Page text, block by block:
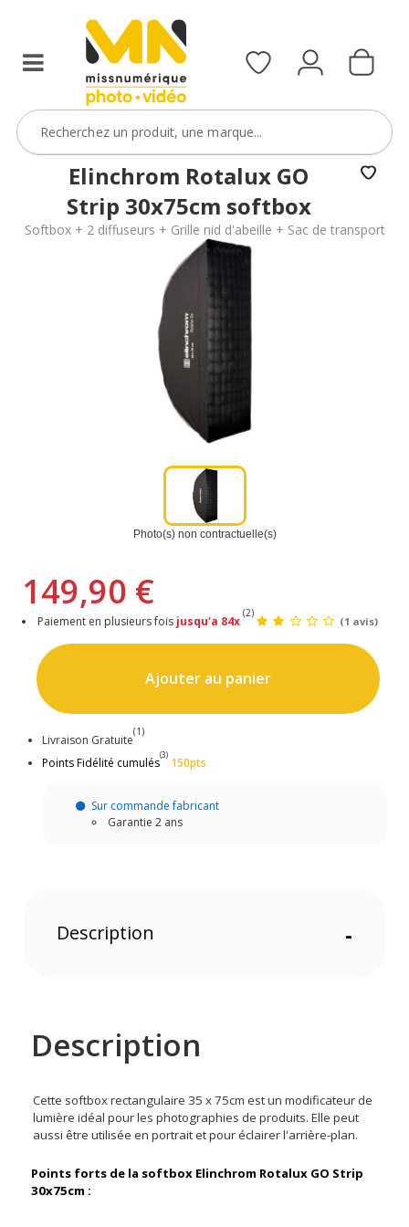
Elinchrom Rotalux GO
Strip 30x75cm softbox
Softbox + 2 diffuseurs + Grille nid d'abeille + Sac de transport
Photo(s) non contractuelle(s)
149,90 €
Paiement en plusieurs fois jusqu'a 84x
(2)
(1 avis)
Ajouter au panier
Livraison Gratuite
(1)
Points Fidélité cumulés
(3)
150pts
Sur commande fabricant
Garantie 2 ans
Description -
Description
Cette softbox rectangulaire 35 x 75cm est un modificateur de
lumière idéal pour les photographies de produits. Elle peut
aussi être utilisée en portrait et pour éclairer l'arrière-plan.
Points forts de la softbox Elinchrom Rotalux GO Strip
30x75cm :